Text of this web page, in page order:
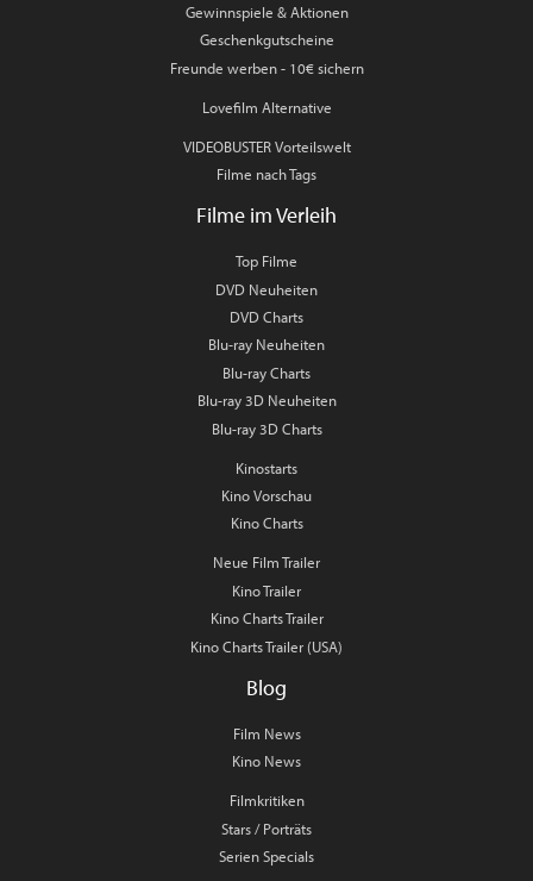
Gewinnspiele & Aktionen
Geschenkgutscheine
Freunde werben - 10€ sichern
Lovefilm Alternative
VIDEOBUSTER Vorteilswelt
Filme nach Tags
Filme im Verleih
Top Filme
DVD Neuheiten
DVD Charts
Blu-ray Neuheiten
Blu-ray Charts
Blu-ray 3D Neuheiten
Blu-ray 3D Charts
Kinostarts
Kino Vorschau
Kino Charts
Neue Film Trailer
Kino Trailer
Kino Charts Trailer
Kino Charts Trailer (USA)
Blog
Film News
Kino News
Filmkritiken
Stars / Porträts
Serien Specials